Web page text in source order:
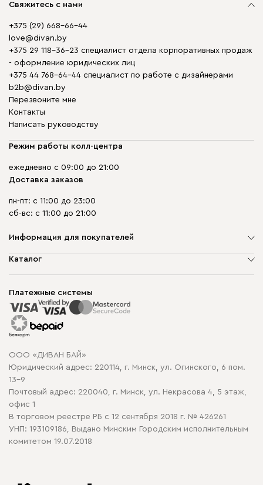
Свяжитесь с нами
+375 (29) 668-66-44
love@divan.by
+375 29 118-36-23 специалист отдела корпоративных продаж
- оформление юридических лиц
+375 44 768-64-44 специалист по работе с дизайнерами
b2b@divan.by
Перезвоните мне
Контакты
Написать руководству
Режим работы колл-центра
ежедневно с 09:00 до 21:00
Доставка заказов
пн-пт: с 11:00 до 23:00
сб-вс: с 11:00 до 21:00
Информация для покупателей
О компании
Способы оплаты
Рассрочка и кредит
Гарантия
Карта сайта
Политика конфиденциальности
Политика в отношении обработки cookie
Каталог
Корпусная мебель
Распродажа мебели
Платежные системы
ООО «ДИВАН БАЙ»
Юридический адрес: 220114, г. Минск, ул. Огинского, 6 пом.
13-9
Почтовый адрес: 220040, г. Минск, ул. Некрасова 4, 5 этаж,
офис 1
В торговом реестре РБ с 12 сентября 2018 г. № 426261
УНП: 193109186, Выдано Минским Городским исполнительным
комитетом 19.07.2018